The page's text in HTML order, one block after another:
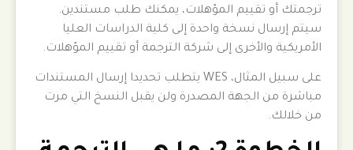
ترجمتك أو تقييم المؤهلات، يمكنك طلب مستندين.
سيتم إرسال نسخة واحدة إلى كلية الدراسات العليا
الأمريكية والأخرى إلى شركة الترجمة أو تقييم المؤهلات.
على سبيل المثال، WES يتطلب تحديدا إرسال المستندات
مباشرة من الجهة المصدرة ولن يقبل النسخ التي مرت
من خلالك.